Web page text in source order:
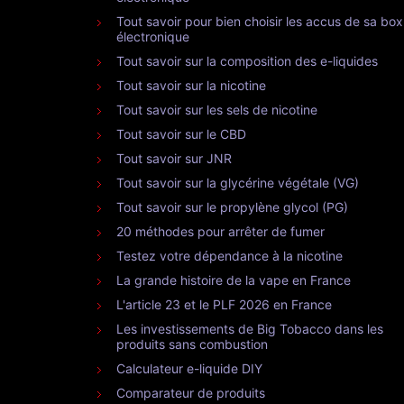
Tout savoir pour bien choisir les accus de sa box
électronique
Tout savoir sur la composition des e-liquides
Tout savoir sur la nicotine
Tout savoir sur les sels de nicotine
Tout savoir sur le CBD
Tout savoir sur JNR
Tout savoir sur la glycérine végétale (VG)
Tout savoir sur le propylène glycol (PG)
20 méthodes pour arrêter de fumer
Testez votre dépendance à la nicotine
La grande histoire de la vape en France
L'article 23 et le PLF 2026 en France
Les investissements de Big Tobacco dans les
produits sans combustion
Calculateur e-liquide DIY
Comparateur de produits